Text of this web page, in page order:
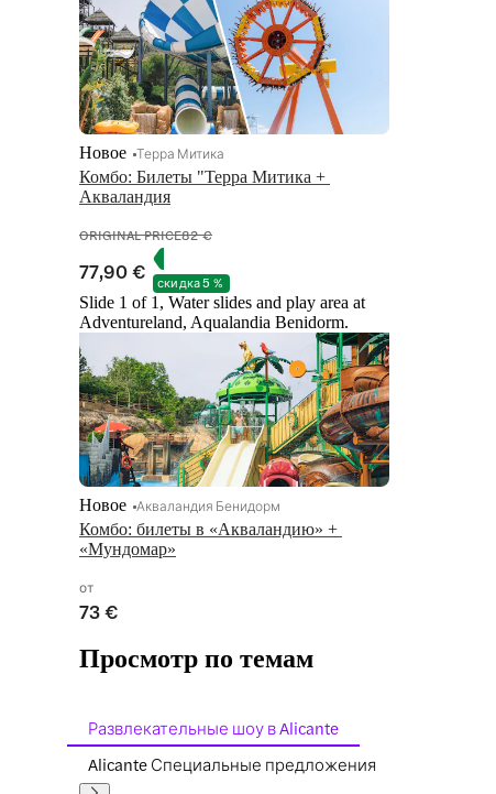
Комбо: Билеты "Терра Митика +
Акваландия
Новое Терра Митика
ORIGINAL PRICE82 €
77,90 € скидка 5 %
Slide 1 of 1, Water slides and play area at
Adventureland, Aqualandia Benidorm.
Комбо: билеты в «Акваландию» +
«Мундомар»
Новое Акваландия Бенидорм
от
73 €
Просмотр по темам
Развлекательные шоу в Alicante
Alicante Специальные предложения